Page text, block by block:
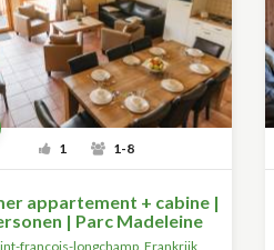
1 1-8
appartement + cabine |
| Parc Madeleine
françois-longchamp,Frankrijk